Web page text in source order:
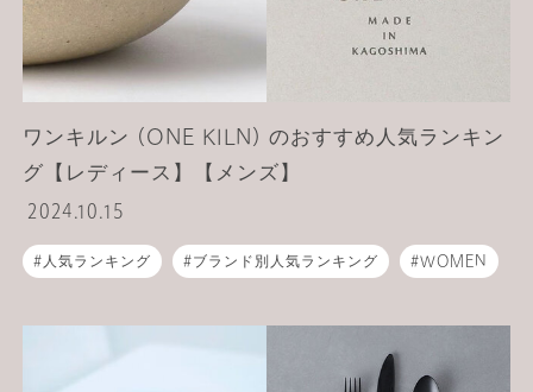
ワンキルン (ONE KILN) のおすすめ人気ランキン
グ【レディース】【メンズ】
2024.10.15
人気ランキング ブランド別人気ランキング WOMEN